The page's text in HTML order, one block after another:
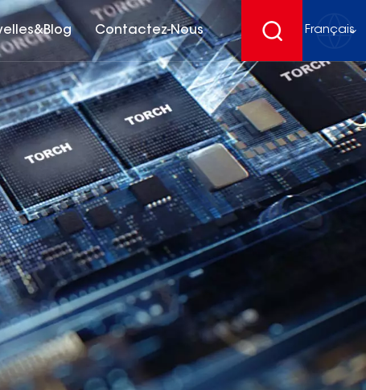
Contactez-Nous Français
English
français
Deutsch
español